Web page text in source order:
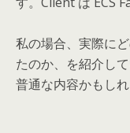
私の場合、実際に
たのか、を紹介し
普通な内容かもしれ